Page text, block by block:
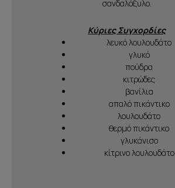
σανδαλόξυλο.
Κύριες Συγχορδίες
λευκό λουλουδάτο
γλυκό
πούδρα
κιτρώδες
βανίλια
απαλό πικάντικο
λουλουδάτο
θερμό πικάντικο
γλυκάνισο
κίτρινο λουλουδάτο